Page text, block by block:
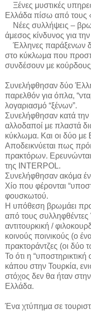
Ξένες μυστικές
Ελλάδα πίσω από τους
Νέες συλλήψεις –
άμεσος κίνδυνος για
Έλληνες παράξενων
στο κύκλωμα που
συνδέσουν με
Συνελήφθησαν δύο
παρελθόν για όπλα,
λογαριασμό “ξένων”.
Συνελήφθησαν κατά
αλλοδαποί με πλαστά
κύκλωμα. Και οι δύο
Αποδεικνύεται πως
πρακτόρων. Ερευνώνται
της INTERPOL.
Συνελήφθησαν ακόμα
Χίο που φέρονται
φουσκωτού.
Η υπόθεση βρωμάει
από τους συλληφθέντες
αντιτουρκική /
κοινούς ποινικούς (ο
πρακτοράντζες (οι δύο
Το ότι η
κάπου στην Τουρκία,
στόχος δεν θα ήταν
Ελλάδα.
Ένα χτύπημα σε